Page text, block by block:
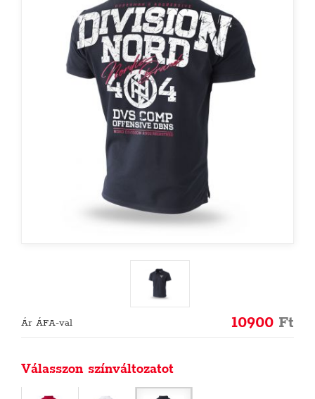
Ár ÁFA-val 10900 Ft
Válasszon színváltozatot